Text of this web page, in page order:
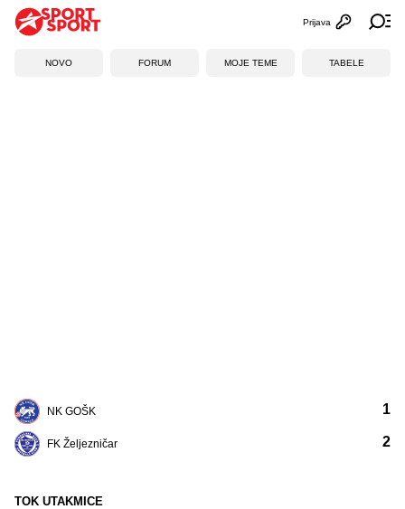
Otvori
Prijava
NOVO FORUM MOJE TEME TABELE
NK GOŠK
FK Željezničar
1
2
TOK UTAKMICE